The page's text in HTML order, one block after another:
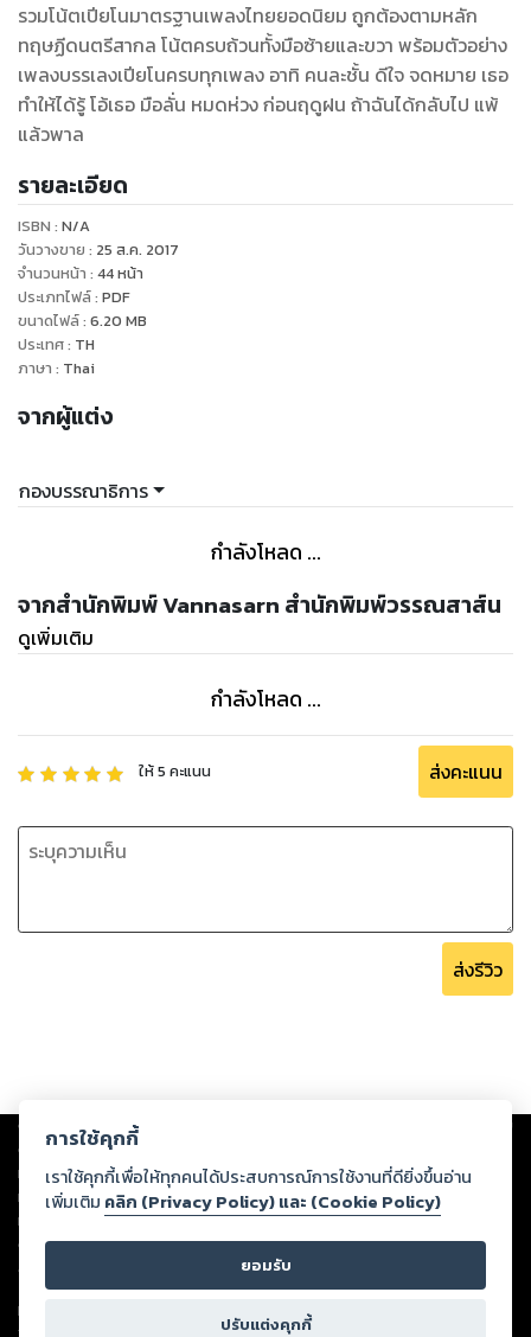
รวมโน้ตเปียโนมาตรฐานเพลงไทยยอดนิยม ถูกต้องตามหลัก
ทฤษฏีดนตรีสากล โน้ตครบถ้วนทั้งมือซ้ายและขวา พร้อมตัวอย่าง
เพลงบรรเลงเปียโนครบทุกเพลง อาทิ คนละชั้น ดีใจ จดหมาย เธอ
ทำให้ได้รู้ โอ้เธอ มือลั่น หมดห่วง ก่อนฤดูฝน ถ้าฉันได้กลับไป แพ้
แล้วพาล
รายละเอียด
ISBN : N/A
วันวางขาย : 25 ส.ค. 2017
จำนวนหน้า : 44หน้า
ประเภทไฟล์: PDF
ขนาดไฟล์: 6.20 MB
ประเทศ: TH
ภาษา : Thai
จากผู้แต่ง
กองบรรณาธิการ
กำลังโหลด ...
จากสำนักพิมพ์ Vannasarn สำนักพิมพ์วรรณสาส์น
ดูเพิ่มเติม
กำลังโหลด ...
ให้5 คะแนน ส่งคะแนน
ส่งรีวิว
Copyright © 2026
ต่อผลงานหรือเนื้อหาใดที่อัปโหลดผ่านเว็บไซต์และปรากฏว่าละเมิดสิทธิใน
ทรัพย์สินทางปัญญาของบุคคลอื่นหรือขัดต่อกฎหมายและศีลธรรม ดังนั้น ผู้อ่าน
ทุกท่านโปรดใช้วิจารณญาณในการกลั่นกรองด้วยตนเอง และหากท่านพบว่าส่วน
หนึ่งส่วนใดขัดต่อกฎหมายและศีลธรรม กรุณาแจ้งมายังบริษัท เพื่อทีมงานจะได้
ดำเนินการในทันที ทั้งนี้ ทางสตอรี่ล็อกขอสงวนลิขสิทธิ์ตามพระราชบัญญัติ
ลิขสิทธิ์ พ.ศ. 2537 (ฉบับล่าสุด)
For support: member@ookbee.com
การใช้คุกกี้
เราใช้คุกกี้เพื่อให้ทุกคนได้ประสบการณ์การใช้งานที่ดียิ่งขึ้นอ่าน
เพิ่มเติม คลิก (Privacy Policy) และ (Cookie Policy)
ยอมรับ
ปรับแต่งคุกกี้